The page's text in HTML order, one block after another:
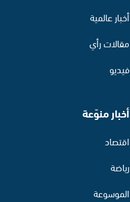
أخبار عالمية
مقالات رأي
فيديو
أخبار منوّعة
اقتصاد
رياضة
الموسوعة